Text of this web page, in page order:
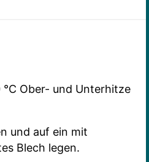
Ober- und Unterhitze
und auf ein mit
Blech legen.